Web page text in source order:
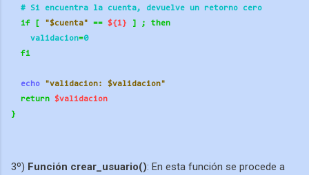
# Si encuentra la cuenta, devuelve un retorno cero
if
[ "$cuenta" == ${1} ] ;
then
validacion=0
fi
echo
"validacion: $validacion"
return
$validacion
}
3º) Función crear_usuario(): En esta función se procede a